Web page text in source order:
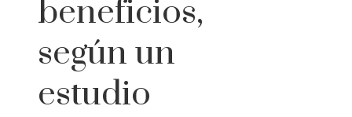
beneficios,
según un
estudio